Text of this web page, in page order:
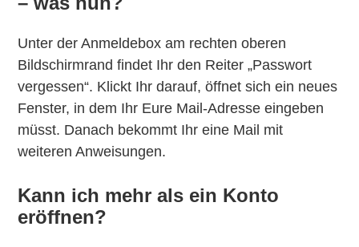
Unter der Anmeldebox am rechten oberen
Bildschirmrand findet Ihr den Reiter „Passwort
vergessen“. Klickt Ihr darauf, öffnet sich ein neues
Fenster, in dem Ihr Eure Mail-Adresse eingeben
müsst. Danach bekommt Ihr eine Mail mit
weiteren Anweisungen.
Kann ich mehr als ein Konto
eröffnen?